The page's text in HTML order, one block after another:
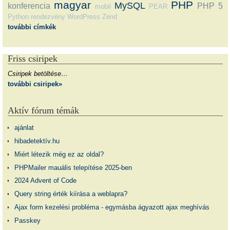
konferencia magyar mobil MySQL PEAR PHP PHP 5
Python rendezvény WordPress Zend
további címkék
Friss csiripek
Csiripek betöltése…
további csiripek»
Aktív fórum témák
ajánlat
hibadetektív.hu
Miért létezik még ez az oldal?
PHPMailer mauális telepítése 2025-ben
2024 Advent of Code
Query string érték kiírása a weblapra?
Ajax form kezelési probléma - egymásba ágyazott ajax meghívás
Passkey